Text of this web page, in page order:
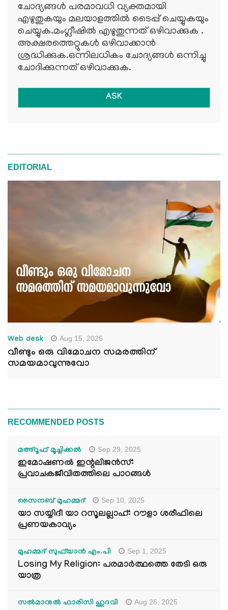
ചോദ്യങ്ങള്‍ പരമാവധി വ്യക്തമായി
എഴുതുകയും മലയാളത്തില്‍ ടൈപ്പ് ചെയ്യുകയും
ചെയ്യുക.മംഗ്ലീഷില്‍ എഴുതുന്നത് ഒഴിവാക്കുക .
അക്ഷരത്തെറ്റുകള്‍ ഒഴിവാക്കാന്‍
ശ്രദ്ധിക്കുക.ഒന്നിലധികം ചോദ്യങ്ങള്‍ ഒന്നിച്ചു
ചോദിക്കുന്നത് ഒഴിവാക്കുക.
ASK
EDITORIAL
Web desk Aug 15, 2025
വീണ്ടും ഒരു വിമോചന സമരത്തിന്
സമയമാവുന്നുവോ
RECOMMENDED POSTS
മഅ്റൂഫ് മൂച്ചിക്കല്‍ Sep 29, 2025
ഇമോഷണൽ ഇന്റലിജൻസ്:
പ്രവാചകജീവിതത്തിലെ പാഠങ്ങൾ
സൈനബ് മുഹമ്മദ് Sep 10, 2025
യാ സയ്യിദീ യാ റസൂലല്ലാഹ്: റൗളാ ശരീഫിലെ
പ്രണയകാവ്യം
മുഹമ്മദ് സുഫ്‌യാൻ എം.പി Sep 1, 2025
Losing My Religion: പരമാർത്ഥത്തെ തേടി ഒരു
യാത്ര
സൽമാനുൽ ഫാരിസി ഹുദവി Aug 26, 2025